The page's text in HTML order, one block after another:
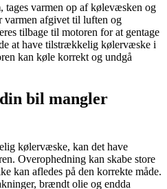
varmen op af kølevæsken og
varmen afgivet til luften og
tilbage til motoren for at gentage
at have tilstrækkelig kølervæske i
kan køle korrekt og undgå
bil mangler
kølervæske, kan det have
Overophedning kan skabe store
kan afledes på den korrekte måde.
brændt olie og endda